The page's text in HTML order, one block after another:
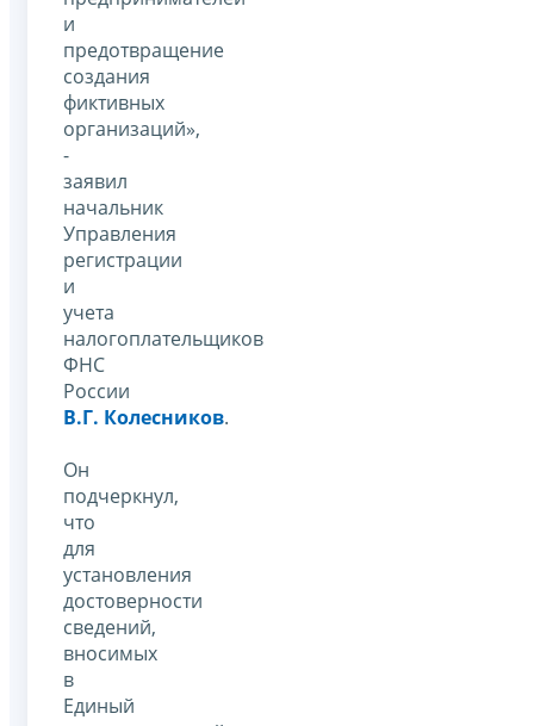
и
предотвращение
создания
фиктивных
организаций»,
-
заявил
начальник
Управления
регистрации
и
учета
налогоплательщиков
ФНС
России
В.Г. Колесников.
Он
подчеркнул,
что
для
установления
достоверности
сведений,
вносимых
в
Единый